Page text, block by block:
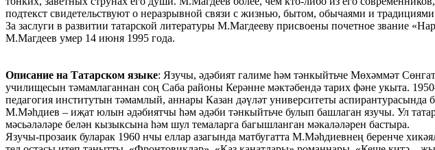
подтекст свидетельствуют о неразрывной связи с жизнью, бытом, обычаями и традициями
За заслуги в развитии татарской литературы М.Магдееву присвоены почетное звание
М.Магдеев умер 14 июня 1995 года.
Описание на Татарском языке: Язучы, әдәбият галиме һәм тәнкыйтьче Мөхәммәт
училищесын тәмамлаганнан соң Саба районы Керәнне мәктәбендә тарих фәне укыта.
педагогия институтын тәмамлый, аннары Казан дәүләт университеты аспирантурасында
М.Мәһдиев – иҗат юлын әдәбиятчы һәм әдәби тәнкыйтьче булып башлаган язучы. Ул
мәсьәләләре белән кызыксына һәм шул темаларга багышланган мәкаләләрен бастыра.
Язучы-прозаик буларак 1960 нчы еллар азагында матбугатта М.Мәһдиевнең беренче